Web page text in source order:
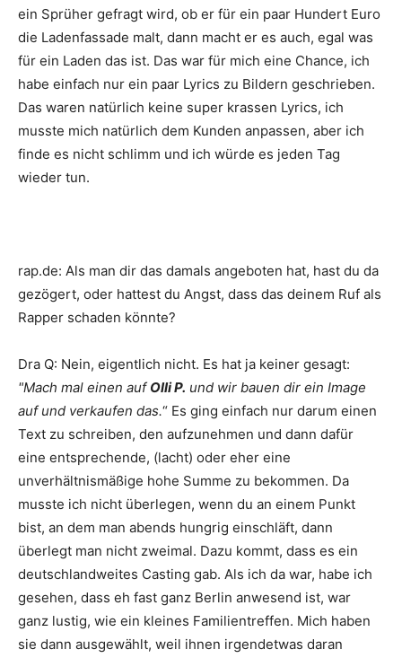
ein Sprüher gefragt wird, ob er für ein paar Hundert Euro
die Ladenfassade malt, dann macht er es auch, egal was
für ein Laden das ist. Das war für mich eine Chance, ich
habe einfach nur ein paar Lyrics zu Bildern geschrieben.
Das waren natürlich keine super krassen Lyrics, ich
musste mich natürlich dem Kunden anpassen, aber ich
finde es nicht schlimm und ich würde es jeden Tag
wieder tun.
rap.de: Als man dir das damals angeboten hat, hast du da
gezögert, oder hattest du Angst, dass das deinem Ruf als
Rapper schaden könnte?
Dra Q: Nein, eigentlich nicht. Es hat ja keiner gesagt:
"Mach mal einen auf Olli P. und wir bauen dir ein Image
auf und verkaufen das.“ Es ging einfach nur darum einen
Text zu schreiben, den aufzunehmen und dann dafür
eine entsprechende, (lacht) oder eher eine
unverhältnismäßige hohe Summe zu bekommen. Da
musste ich nicht überlegen, wenn du an einem Punkt
bist, an dem man abends hungrig einschläft, dann
überlegt man nicht zweimal. Dazu kommt, dass es ein
deutschlandweites Casting gab. Als ich da war, habe ich
gesehen, dass eh fast ganz Berlin anwesend ist, war
ganz lustig, wie ein kleines Familientreffen. Mich haben
sie dann ausgewählt, weil ihnen irgendetwas daran